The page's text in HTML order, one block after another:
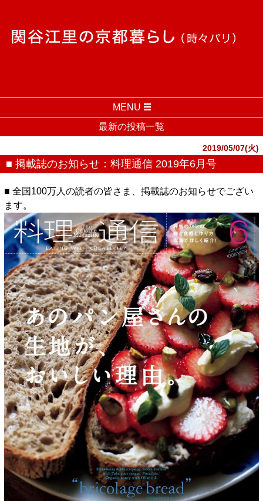
MENU
最新の投稿一覧
2019/05/07(火)
■ 掲載誌のお知らせ：料理通信 2019年6月号
■ 全国100万人の読者の皆さま、掲載誌のお知らせでござい
ます。